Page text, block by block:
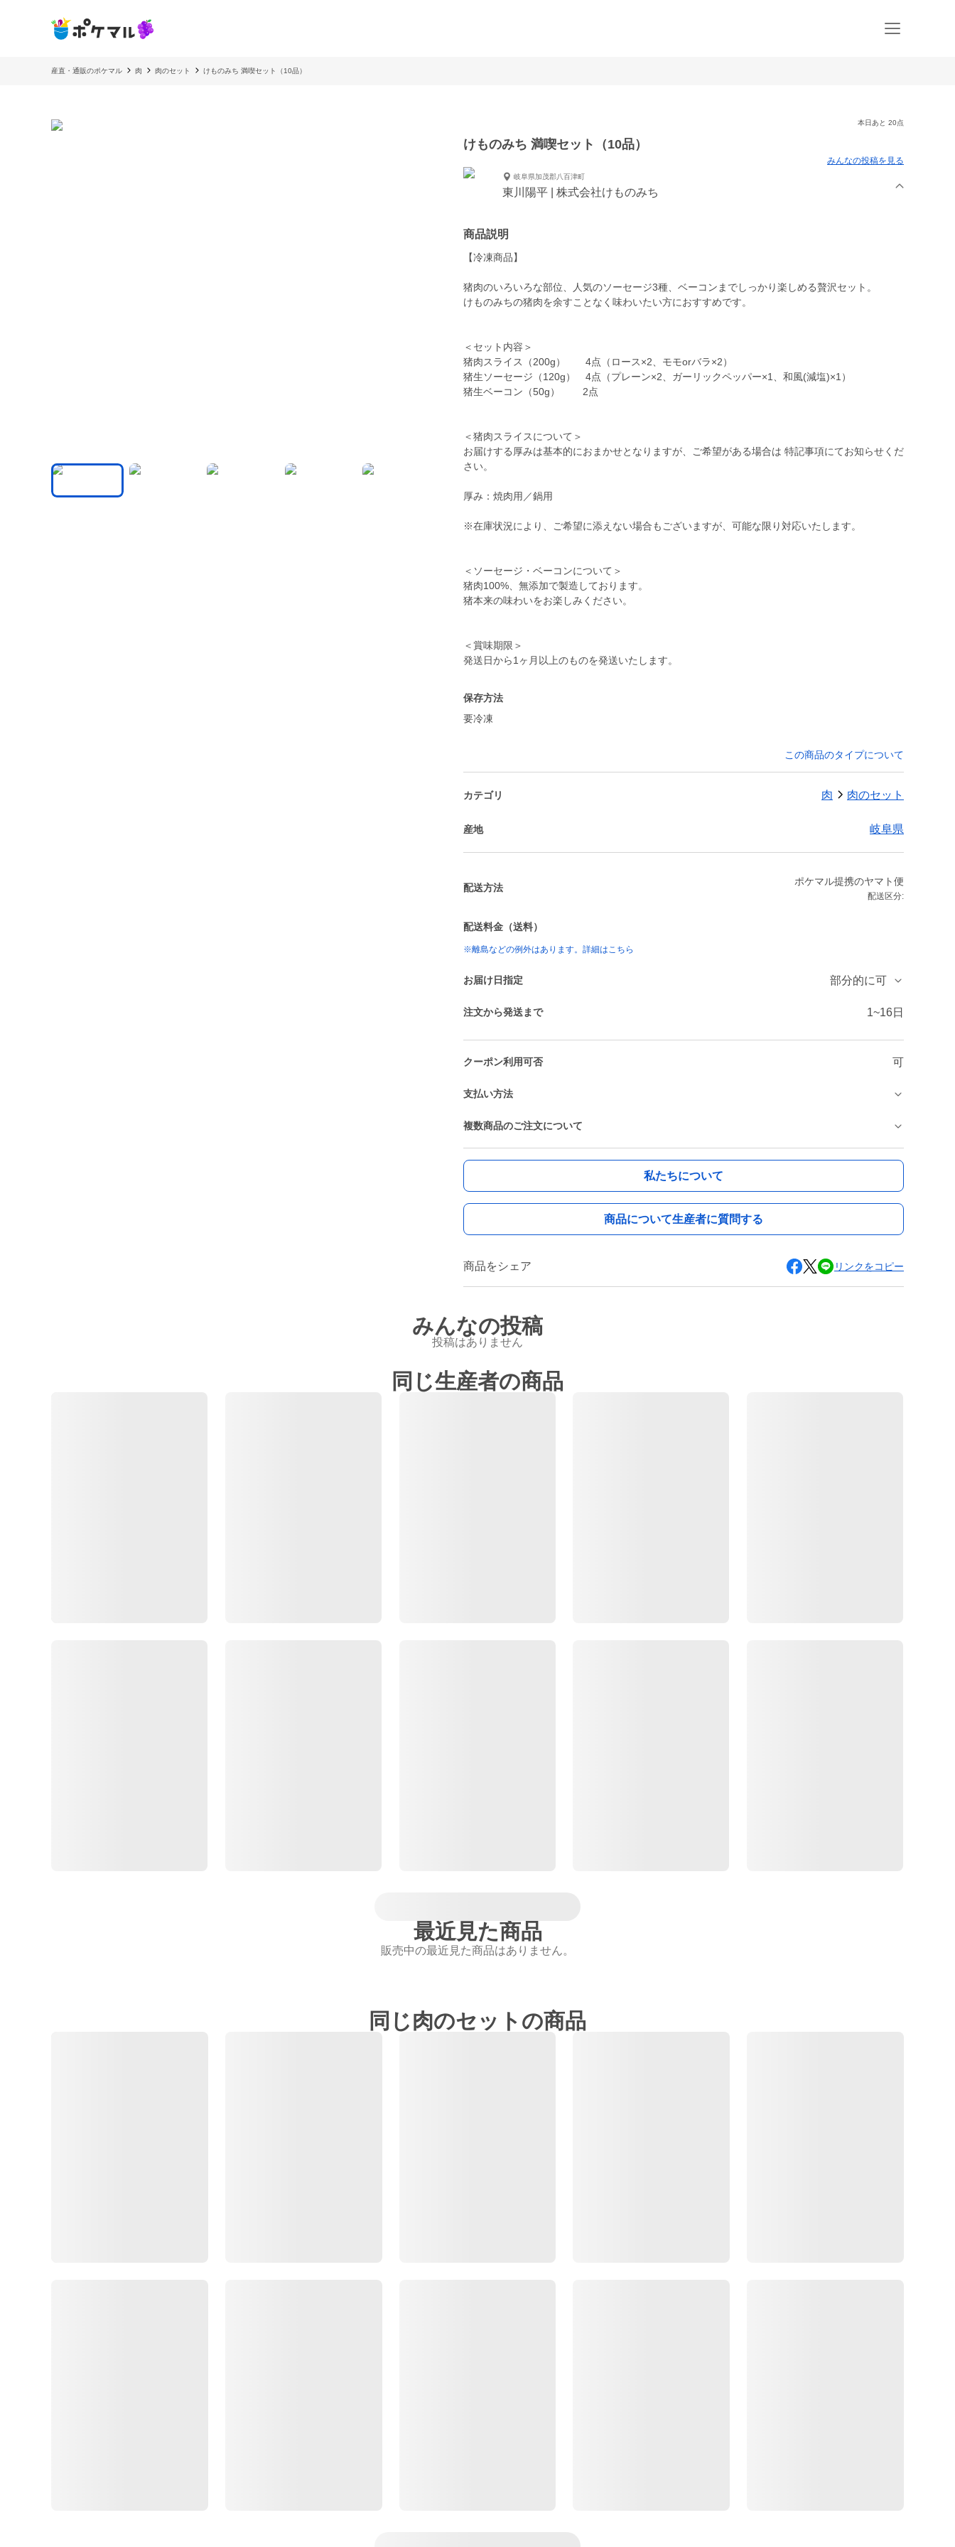
産直・通販のポケマル 肉 肉のセット けものみち 満喫セット（10品）
本日あと 20点
けものみち 満喫セット（10品）
みんなの投稿を見る
岐阜県加茂郡八百津町
東川陽平 | 株式会社けものみち
商品説明
【冷凍商品】
猪肉のいろいろな部位、人気のソーセージ3種、ベーコンまでしっかり楽しめる贅沢セット。
けものみちの猪肉を余すことなく味わいたい方におすすめです。
＜セット内容＞
猪肉スライス（200g） 4点（ロース×2、モモorバラ×2）
猪生ソーセージ（120g） 4点（プレーン×2、ガーリックペッパー×1、和風(減塩)×1）
猪生ベーコン（50g） 2点
＜猪肉スライスについて＞
お届けする厚みは基本的におまかせとなりますが、ご希望がある場合は 特記事項にてお知らせくだ
さい。
厚み：焼肉用／鍋用
※在庫状況により、ご希望に添えない場合もございますが、可能な限り対応いたします。
＜ソーセージ・ベーコンについて＞
猪肉100%、無添加で製造しております。
猪本来の味わいをお楽しみください。
＜賞味期限＞
保存方法
要冷凍
この商品のタイプについて
カテゴリ 肉 肉のセット
産地 岐阜県
配送方法
ポケマル提携のヤマト便
配送区分:
配送料金（送料）
※離島などの例外はあります。詳細はこちら
お届け日指定 部分的に可
注文から発送まで 1~16日
クーポン利用可否 可
支払い方法
複数商品のご注文について
私たちについて
商品について生産者に質問する
商品をシェア リンクをコピー
みんなの投稿
投稿はありません
同じ生産者の商品
最近見た商品
販売中の最近見た商品はありません。
同じ肉のセットの商品